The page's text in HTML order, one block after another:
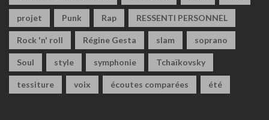
projet Punk Rap RESSENTI PERSONNEL
Rock 'n' roll Régine Gesta slam soprano
Soul style symphonie Tchaïkovsky
tessiture voix écoutes comparées été